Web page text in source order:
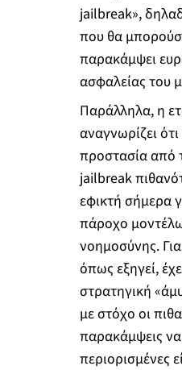
jailbreak»,
που θα
παρακάμψει
ασφαλείας του
Παράλληλα, η
αναγνωρίζει
προστασία από
jailbreak
εφικτή σήμερα
πάροχο
νοημοσύνης.
όπως εξηγεί,
στρατηγική
με στόχο οι
παρακάμψεις να
περιορισμένες